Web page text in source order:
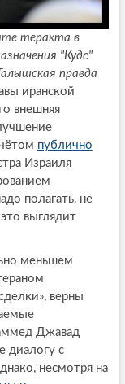
теракта в
"Кудс"
правда
иранской
внешняя
публично
Израиля
полагать, не
выглядит
меньшем
верны
Джавад
диалогу с
несмотря на